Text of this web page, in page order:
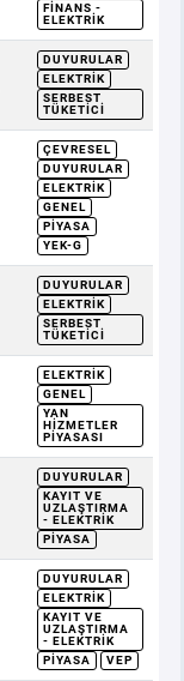
FINANS -
ELEKTRIK
DUYURULAR
ELEKTRIK
SERBEST
TÜKETICI
ÇEVRESEL
DUYURULAR
ELEKTRIK
GENEL
PIYASA
YEK-G
DUYURULAR
ELEKTRIK
SERBEST
TÜKETICI
ELEKTRIK
GENEL
YAN
HIZMETLER
PIYASASI
DUYURULAR
KAYIT VE
UZLAŞTIRMA
- ELEKTRIK
PIYASA
DUYURULAR
ELEKTRIK
KAYIT VE
UZLAŞTIRMA
- ELEKTRIK
PIYASA
VEP